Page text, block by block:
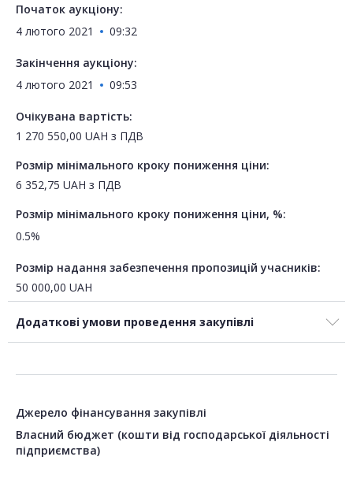
Початок аукціону:
4 лютого 2021
09:32
Закінчення аукціону:
4 лютого 2021
09:53
Очікувана вартість:
1 270 550,00 UAH з ПДВ
Розмір мінімального кроку пониження ціни:
6 352,75 UAH з ПДВ
Розмір мінімального кроку пониження ціни, %:
0.5%
Розмір надання забезпечення пропозицій учасників:
50 000,00 UAH
Додаткові умови проведення закупівлі
Джерело фінансування закупівлі
Власний бюджет (кошти від господарської діяльності
підприємства)